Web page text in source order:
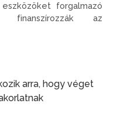
forgalmazó
az
arra, hogy véget